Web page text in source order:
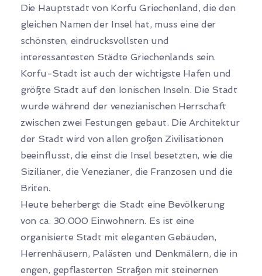
Die Hauptstadt von Korfu Griechenland, die den
gleichen Namen der Insel hat, muss eine der
schönsten, eindrucksvollsten und
interessantesten Städte Griechenlands sein.
Korfu-Stadt ist auch der wichtigste Hafen und
größte Stadt auf den Ionischen Inseln. Die Stadt
wurde während der venezianischen Herrschaft
zwischen zwei Festungen gebaut. Die Architektur
der Stadt wird von allen großen Zivilisationen
beeinflusst, die einst die Insel besetzten, wie die
Sizilianer, die Venezianer, die Franzosen und die
Briten.
Heute beherbergt die Stadt eine Bevölkerung
von ca. 30.000 Einwohnern. Es ist eine
organisierte Stadt mit eleganten Gebäuden,
Herrenhäusern, Palästen und Denkmälern, die in
engen, gepflasterten Straßen mit steinernen